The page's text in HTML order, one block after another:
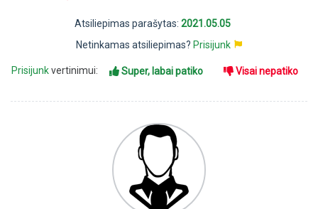
Atsiliepimas parašytas: 2021.05.05
Netinkamas atsiliepimas? Prisijunk
Prisijunkvertinimui: Super, labai patiko Visai nepatiko